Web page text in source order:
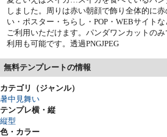
しました。周りは赤い朝顔で飾り全体的に
い・ポスター・ちらし・POP・WEBサイト
ご利用いただけます。パンダワンカットの
利用も可能です。透過PNGJPEG
無料テンプレートの情報
カテゴリ（ジャンル）
暑中見舞い
テンプレ横・縦
縦型
色・カラー